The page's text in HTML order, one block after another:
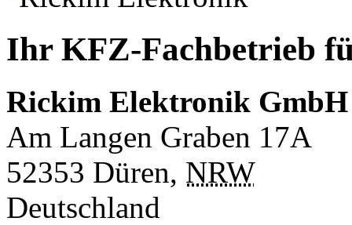
Ihr KFZ-Fachbetrieb
Rickim Elektronik GmbH
Am Langen Graben 17A
52353 Düren, NRW
Deutschland